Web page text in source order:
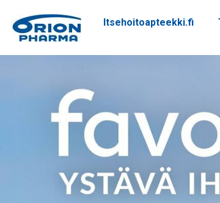
Siirry sisältöön
Itsehoitoapteekki.fi